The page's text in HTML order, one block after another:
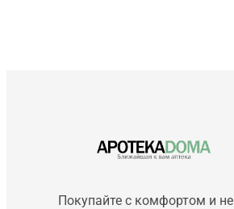
Покупайте с комфортом и не